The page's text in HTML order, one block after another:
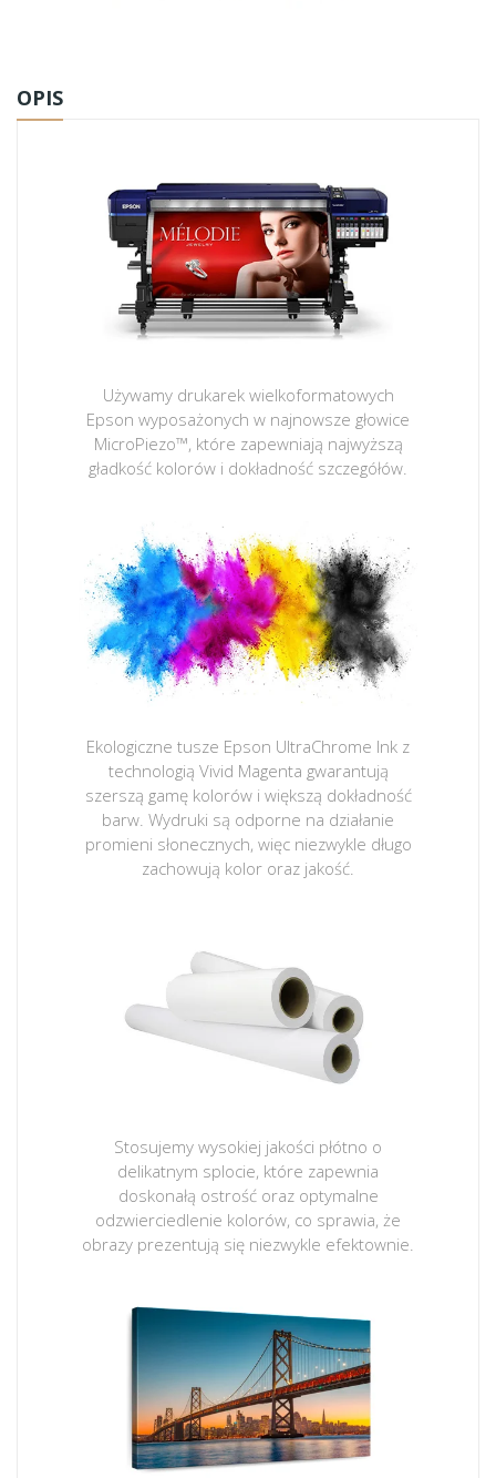
OPIS
Używamy drukarek wielkoformatowych
Epson wyposażonych w najnowsze głowice
MicroPiezo™, które zapewniają najwyższą
gładkość kolorów i dokładność szczegółów.
Ekologiczne tusze Epson UltraChrome Ink z
technologią Vivid Magenta gwarantują
szerszą gamę kolorów i większą dokładność
barw. Wydruki są odporne na działanie
promieni słonecznych, więc niezwykle długo
zachowują kolor oraz jakość.
Stosujemy wysokiej jakości płótno o
delikatnym splocie, które zapewnia
doskonałą ostrość oraz optymalne
odzwierciedlenie kolorów, co sprawia, że
obrazy prezentują się niezwykle efektownie.